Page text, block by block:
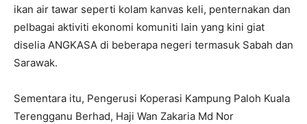
ikan air tawar seperti kolam kanvas keli, penternakan dan
pelbagai aktiviti ekonomi komuniti lain yang kini giat
diselia ANGKASA di beberapa negeri termasuk Sabah dan
Sarawak.
Sementara itu, Pengerusi Koperasi Kampung Paloh Kuala
Terengganu Berhad, Haji Wan Zakaria Md Nor